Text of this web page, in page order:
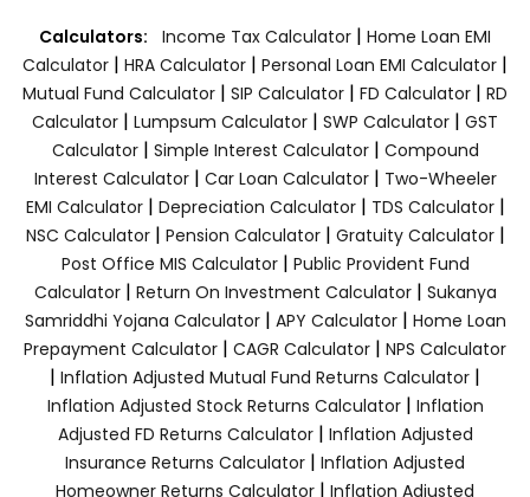
Calculators: Income Tax Calculator | Home Loan EMI
Calculator | HRA Calculator | Personal Loan EMI Calculator |
Mutual Fund Calculator | SIP Calculator | FD Calculator | RD
Calculator | Lumpsum Calculator | SWP Calculator | GST
Calculator| Simple Interest Calculator| Compound
Interest Calculator| Car Loan Calculator| Two-Wheeler
EMI Calculator| Depreciation Calculator| TDS Calculator|
NSC Calculator| Pension Calculator| Gratuity Calculator|
Post Office MIS Calculator| Public Provident Fund
Calculator| Return On Investment Calculator| Sukanya
Samriddhi Yojana Calculator| APY Calculator| Home Loan
Prepayment Calculator | CAGR Calculator | NPS Calculator
| Inflation Adjusted Mutual Fund Returns Calculator |
Inflation Adjusted Stock Returns Calculator| Inflation
Adjusted FD Returns Calculator| Inflation Adjusted
Insurance Returns Calculator | Inflation Adjusted
Homeowner Returns Calculator | Inflation Adjusted